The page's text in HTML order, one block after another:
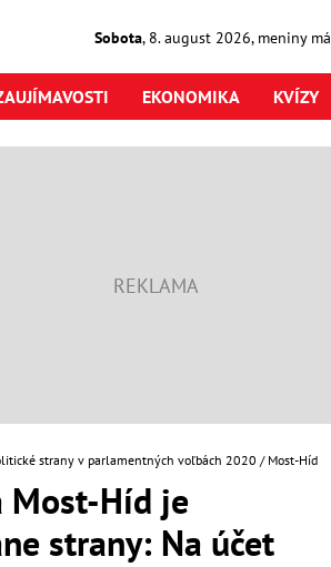
Sobota, 8. august2026, meniny má
EKONOMIKA KVÍZY
strany v parlamentných voľbách 2020 Most-Híd
Most-Híd je
strany: Na účet